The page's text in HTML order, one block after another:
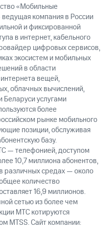
«Мобильные
компания в России
и фиксированной
в интернет, кабельного
цифровых сервисов,
экосистем и мобильных
в области
вещей,
облачных вычислений,
Беларуси услугами
более
рынке мобильного
позиции, обслуживая
базу.
— телефонией, доступом
10,7 миллиона абонентов,
различных средах — около
количество
16,9 миллионов.
сетью из более чем
МТС котируются
MTSS. Сайт компании: